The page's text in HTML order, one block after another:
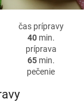
čas prípravy
40min.
príprava
65min.
pečenie